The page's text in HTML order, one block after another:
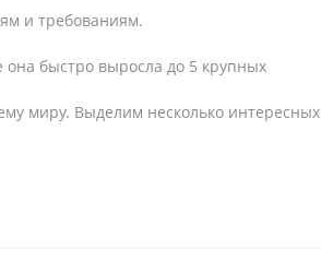
и требованиям.
быстро выросла до 5 крупных
миру. Выделим несколько интересных